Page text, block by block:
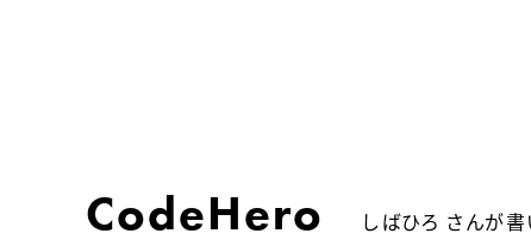
CodeHero しばひろ さんが